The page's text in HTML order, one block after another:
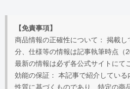
【免責事項】
商品情報の正確性について： 掲載
分、仕様等の情報は記事執筆時点（
最新の情報は必ず各公式サイトにて
効能の保証： 本記事で紹介してい
性質に基づくものであり、特定の商